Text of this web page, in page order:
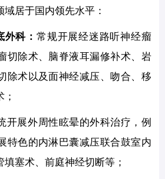
域居于国内领先水平：
科： 常规开展经迷路听神经瘤
切除术、脑脊液耳漏修补术、岩
除术以及面神经减压、吻合、移
开展外周性眩晕的外科治疗，例
特色的内淋巴囊减压联合鼓室内
塞术、前庭神经切断等；